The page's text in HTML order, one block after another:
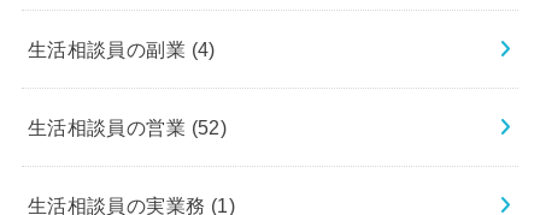
生活相談員の副業 (4)
生活相談員の営業 (52)
生活相談員の実業務 (1)